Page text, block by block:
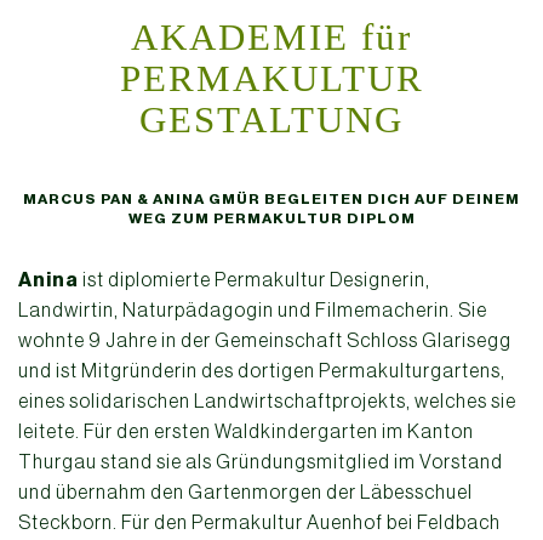
AKADEMIE für
PERMAKULTUR
GESTALTUNG
MARCUS PAN & ANINA GMÜR BEGLEITEN DICH AUF DEINEM
WEG ZUM PERMAKULTUR DIPLOM
Anina ist diplomierte Permakultur Designerin,
Landwirtin, Naturpädagogin und Filmemacherin. Sie
wohnte 9 Jahre in der Gemeinschaft Schloss Glarisegg
und ist Mitgründerin des dortigen Permakulturgartens,
eines solidarischen Landwirtschaftprojekts, welches sie
leitete. Für den ersten Waldkindergarten im Kanton
Thurgau stand sie als Gründungsmitglied im Vorstand
und übernahm den Gartenmorgen der Läbesschuel
Steckborn. Für den Permakultur Auenhof bei Feldbach